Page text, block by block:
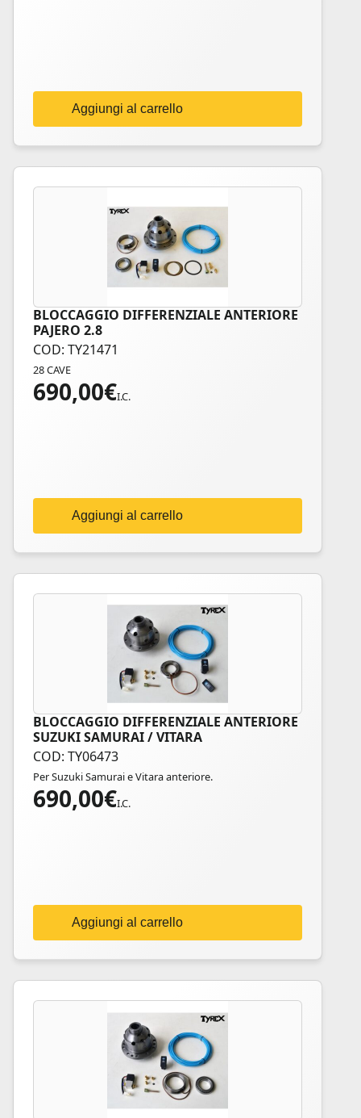
Aggiungi al carrello
BLOCCAGGIO DIFFERENZIALE ANTERIORE
PAJERO 2.8
COD: TY21471
28 CAVE
690,00€I.C.
Aggiungi al carrello
BLOCCAGGIO DIFFERENZIALE ANTERIORE
SUZUKI SAMURAI / VITARA
COD: TY06473
Per Suzuki Samurai e Vitara anteriore.
690,00€I.C.
Aggiungi al carrello